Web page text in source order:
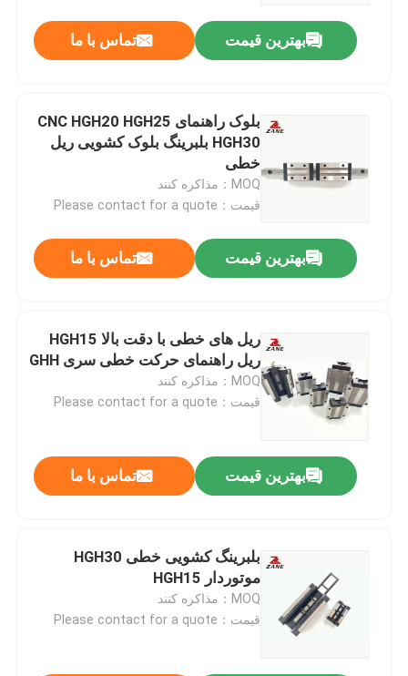
بهترین قیمت تماس با ما
بلوک راهنمای CNC HGH20 HGH25
HGH30 بلبرینگ بلوک کشویی ریل
خطی
MOQ：مذاکره کنند
قیمت：Please contact for a quote
بهترین قیمت تماس با ما
ریل های خطی با دقت بالا HGH15
ریل راهنمای حرکت خطی سری GHH
MOQ：مذاکره کنند
قیمت：Please contact for a quote
بهترین قیمت تماس با ما
بلبرینگ کشویی خطی HGH30
موتوردار HGH15
MOQ：مذاکره کنند
قیمت：Please contact for a quote